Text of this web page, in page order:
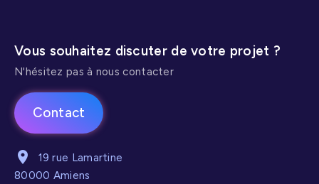
Vous souhaitez discuter de votre projet ?
N'hésitez pas à nous contacter
Contact
19 rue Lamartine
80000 Amiens